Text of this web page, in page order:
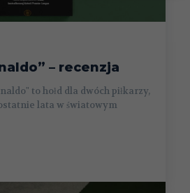
– recenzja
to hołd dla dwóch piłkarzy,
lata w światowym